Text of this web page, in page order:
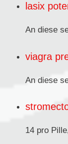
lasix
An diese
viagra
An diese
14 pro